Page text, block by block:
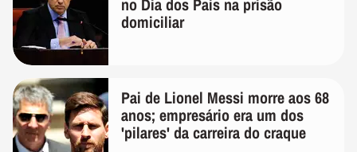
domiciliar
Pai de Lionel Messi morre aos 68
anos; empresário era um dos
'pilares' da carreira do craque